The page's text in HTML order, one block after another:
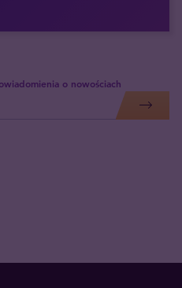
o nowościach